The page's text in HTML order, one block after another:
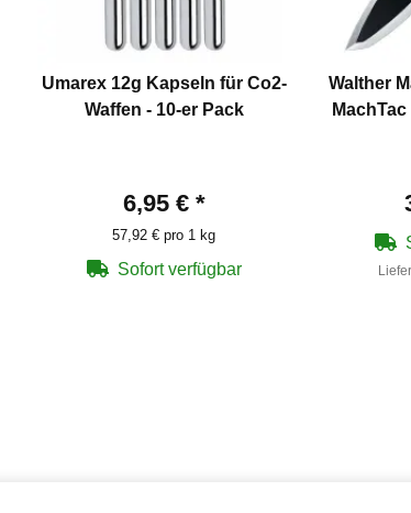
Umarex 12g Kapseln für Co2-
Waffen - 10-er Pack
6,95 € *
57,92 € pro 1 kg
Sofort verfügbar
Walther